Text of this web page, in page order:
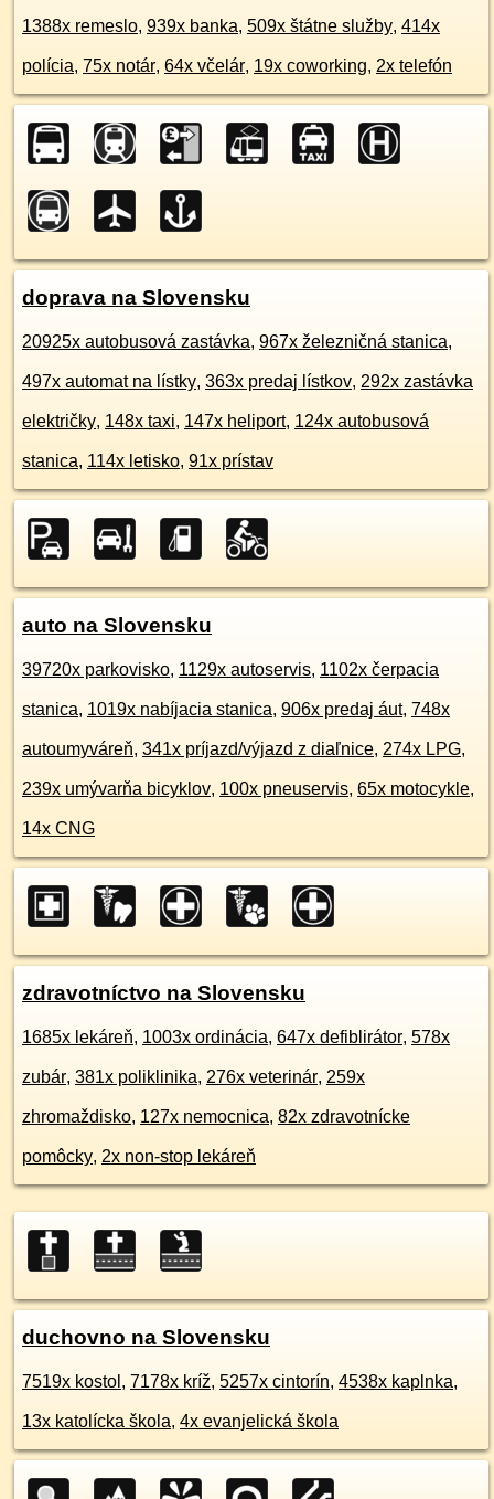
1388x remeslo, 939x banka, 509x štátne služby, 414x
polícia, 75x notár, 64x včelár, 19x coworking, 2x telefón
doprava na Slovensku
20925x autobusová zastávka, 967x železničná stanica,
497x automat na lístky, 363x predaj lístkov, 292x zastávka
električky, 148x taxi, 147x heliport, 124x autobusová
stanica, 114x letisko, 91x prístav
auto na Slovensku
39720x parkovisko, 1129x autoservis, 1102x čerpacia
stanica, 1019x nabíjacia stanica, 906x predaj áut, 748x
autoumyváreň, 341x príjazd/výjazd z diaľnice, 274x LPG,
239x umývarňa bicyklov, 100x pneuservis, 65x motocykle,
14x CNG
zdravotníctvo na Slovensku
1685x lekáreň, 1003x ordinácia, 647x defiblirátor, 578x
zubár, 381x poliklinika, 276x veterinár, 259x
zhromaždisko, 127x nemocnica, 82x zdravotnícke
pomôcky, 2x non-stop lekáreň
duchovno na Slovensku
7519x kostol , 7178x kríž, 5257x cintorín, 4538x kaplnka,
13x katolícka škola, 4x evanjelická škola